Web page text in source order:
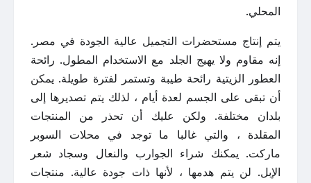
المحلي.
يتم إنتاج مستحضرات التجميل عالية الجودة في مصر.
إنه مقاوم ولا يهيج الجلد مع الاستخدام المطول. رائحة
العطور الزيتية رائحة طيبة وتستمر لفترة طويلة. يمكن
أن تبقى على الجسم لعدة أيام ، لذلك يتم تصديرها إلى
بلدان مختلفة. ولكن عليك أن تحذر من المنتجات
المقلدة ، والتي غالبا ما توجد في محلات السوبر
ماركت. يمكنك شراء الجوارب والنعال وسجاد شعر
الإبل. لن يتم هدمها ، لأنها ذات جودة عالية. منتجات